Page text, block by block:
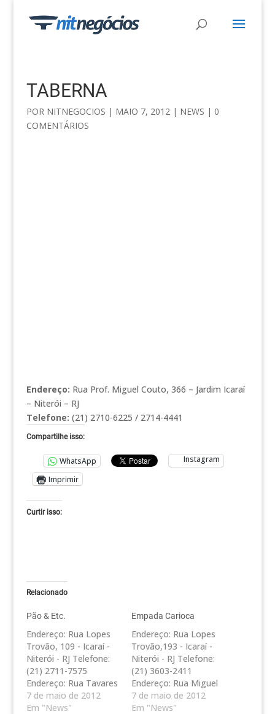
TABERNA
POR NITNEGOCIOS | MAIO 7, 2012| NEWS | 0
COMENTÁRIOS
Endereço: Rua Prof. Miguel Couto, 366 – Jardim Icaraí
– Niterói – RJ
Telefone: (21) 2710-6225 / 2714-4441
Compartilhe isso:
WhatsApp
Instagram
Imprimir
Curtir isso:
Relacionado
Pão & Etc.
Endereço: Rua Lopes
Trovão, 109 - Icaraí -
Niterói - RJ Telefone:
(21) 2711-7575
Endereço: Rua Tavares
de Macedo, 74 - Icaraí
- Niterói - RJ Telefone:
7 de maio de 2012
Em "News"
Empada Carioca
Endereço: Rua Lopes
Trovão,193 - Icaraí -
Niterói - RJ Telefone:
(21) 3603-2411
Endereço: Rua Miguel
Couto, 479 loja 101
Santa Rosa - Niterói -
7 de maio de 2012
Em "News"